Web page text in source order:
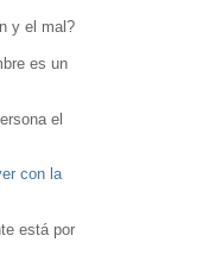
y el mal?
es un
el
con la
está por